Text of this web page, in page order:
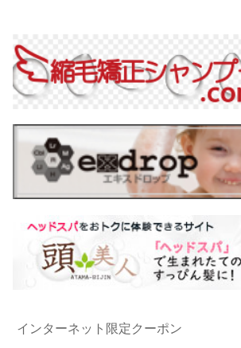
インターネット限定クーポン